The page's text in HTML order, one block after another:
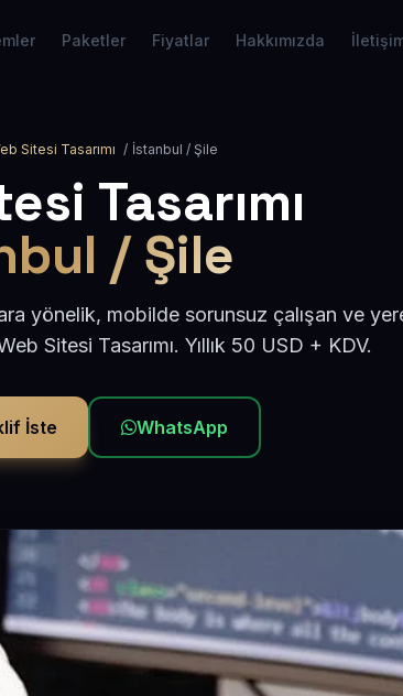
Paketler Fiyatlar Hakkımızda
Sitesi Tasarımı / İstanbul / Şile
Tasarımı
/ Şile
yönelik, mobilde sorunsuz çalışan ve
Sitesi Tasarımı. Yıllık 50 USD + KDV.
İste WhatsApp